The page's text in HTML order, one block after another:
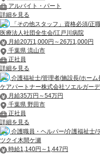
アルバイト・パート
詳細を見る
「その他スタッフ」資格必須/正
医療法人社団全生会/江戸川病院
月給20万1,000円～26万1,000円
千葉県 流山市
正社員
詳細を見る
介護福祉士/管理者/施設長/ホー
ケアパートナー株式会社ソエルガー
月給35万円～54万円
千葉県 野田市
正社員
詳細を見る
介護職員・ヘルパー/介護福祉士/
ツクイ木間ケ瀬
時給1,140円～1,447円